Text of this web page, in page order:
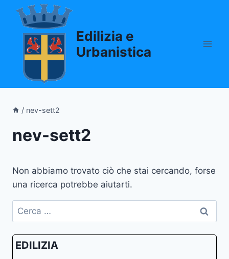
Salta
contenuto
Edilizia e
Urbanistica
/ nev-sett2
nev-sett2
Non abbiamo trovato ciò che stai cercando, forse
una ricerca potrebbe aiutarti.
Ricerca
per:
EDILIZIA